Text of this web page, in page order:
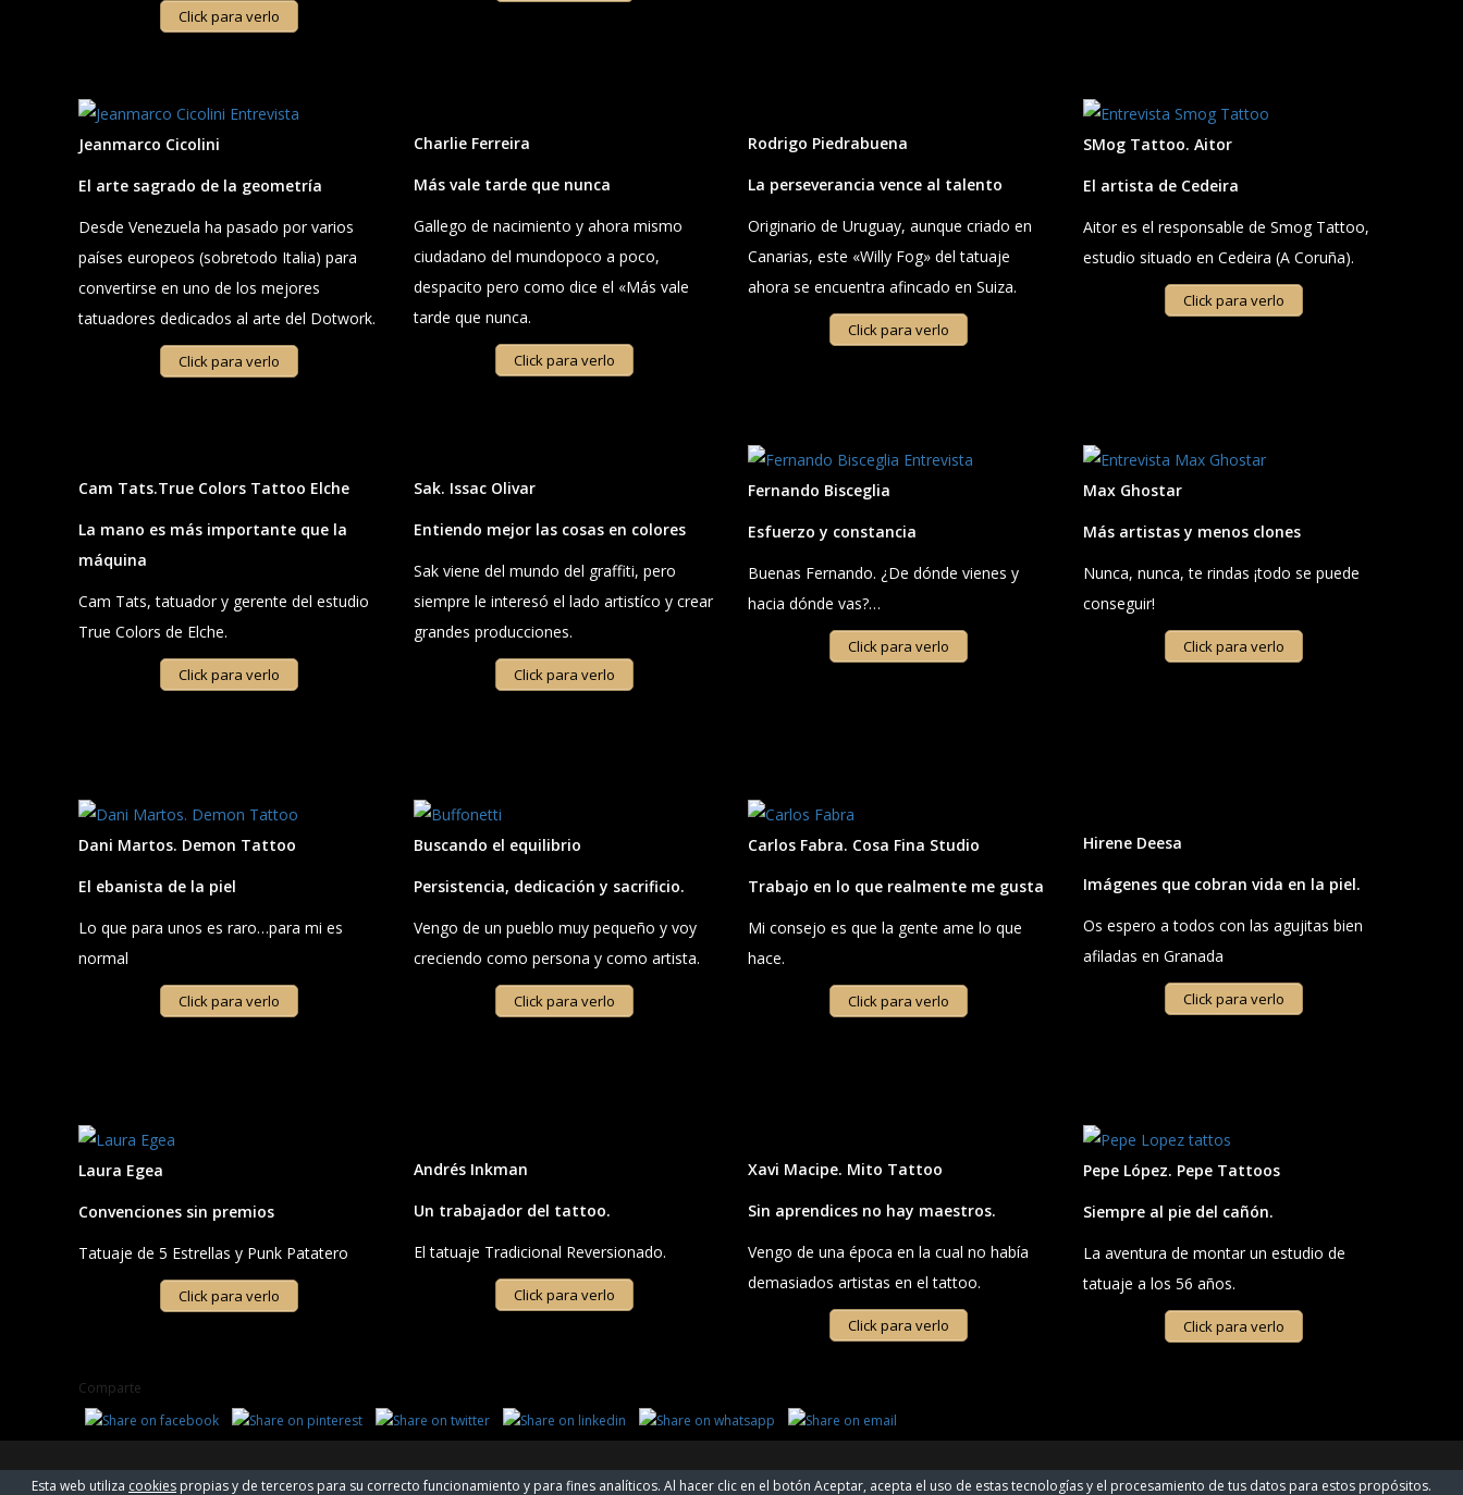
Click para verlo
Jeanmarco Cicolini
El arte sagrado de la geometría
Desde Venezuela ha pasado por varios
países europeos (sobretodo Italia) para
convertirse en uno de los mejores
tatuadores dedicados al arte del Dotwork.
Click para verlo
Charlie Ferreira
Más vale tarde que nunca
Gallego de nacimiento y ahora mismo
ciudadano del mundopoco a poco,
despacito pero como dice el «Más vale
tarde que nunca.
Click para verlo
Rodrigo Piedrabuena
La perseverancia vence al talento
Originario de Uruguay, aunque criado en
Canarias, este «Willy Fog» del tatuaje
ahora se encuentra afincado en Suiza.
Click para verlo
SMog Tattoo. Aitor
El artista de Cedeira
Aitor es el responsable de Smog Tattoo,
estudio situado en Cedeira (A Coruña).
Click para verlo
Cam Tats.True Colors Tattoo Elche
La mano es más importante que la
máquina
Cam Tats, tatuador y gerente del estudio
True Colors de Elche.
Click para verlo
Sak. Issac Olivar
Entiendo mejor las cosas en colores
Sak viene del mundo del graffiti, pero
siempre le interesó el lado artistíco y crear
grandes producciones.
Click para verlo
Fernando Bisceglia
Esfuerzo y constancia
Buenas Fernando. ¿De dónde vienes y
hacia dónde vas?…
Click para verlo
Max Ghostar
Más artistas y menos clones
Nunca, nunca, te rindas ¡todo se puede
conseguir!
Click para verlo
Dani Martos. Demon Tattoo
El ebanista de la piel
Lo que para unos es raro…para mi es
normal
Click para verlo
Buscando el equilibrio
Persistencia, dedicación y sacrificio.
Vengo de un pueblo muy pequeño y voy
creciendo como persona y como artista.
Click para verlo
Carlos Fabra. Cosa Fina Studio
Trabajo en lo que realmente me gusta
Mi consejo es que la gente ame lo que
hace.
Click para verlo
Hirene Deesa
Imágenes que cobran vida en la piel.
Os espero a todos con las agujitas bien
afiladas en Granada
Click para verlo
Laura Egea
Convenciones sin premios
Tatuaje de 5 Estrellas y Punk Patatero
Click para verlo
Andrés Inkman
Un trabajador del tattoo.
El tatuaje Tradicional Reversionado.
Click para verlo
Xavi Macipe. Mito Tattoo
Sin aprendices no hay maestros.
Vengo de una época en la cual no había
demasiados artistas en el tattoo.
Click para verlo
Pepe López. Pepe Tattoos
Siempre al pie del cañón.
La aventura de montar un estudio de
tatuaje a los 56 años.
Click para verlo
Comparte
POWERED BY WORDPRESS|THEME:GREATMAG BY ATHEMES. HOME NÚMEROS ESPECIALES ENTREVISTAS BLOG COLABORADORES CONTACTO ¡SUSCRÍBETE!
Esta web utiliza cookies propias y de terceros para su correcto funcionamiento y para fines analíticos. Al hacer clic en el botón Aceptar, acepta el uso de estas tecnologías y el procesamiento de tus datos para estos propósitos.